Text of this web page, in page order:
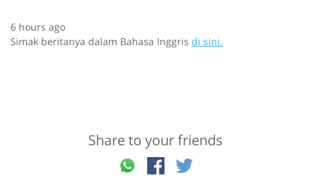
.
U
6 hours ago
Simak beritanya dalam Bahasa Inggris di sini.
Share to your friends